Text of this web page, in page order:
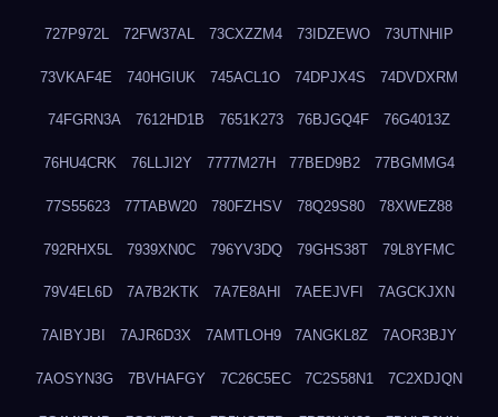
727P972L 72FW37AL 73CXZZM4 73IDZEWO 73UTNHIP
73VKAF4E 740HGIUK 745ACL1O 74DPJX4S 74DVDXRM
74FGRN3A 7612HD1B 7651K273 76BJGQ4F 76G4013Z
76HU4CRK 76LLJI2Y 7777M27H 77BED9B2 77BGMMG4
77S55623 77TABW20 780FZHSV 78Q29S80 78XWEZ88
792RHX5L 7939XN0C 796YV3DQ 79GHS38T 79L8YFMC
79V4EL6D 7A7B2KTK 7A7E8AHI 7AEEJVFI 7AGCKJXN
7AIBYJBI 7AJR6D3X 7AMTLOH9 7ANGKL8Z 7AOR3BJY
7AOSYN3G 7BVHAFGY 7C26C5EC 7C2S58N1 7C2XDJQN